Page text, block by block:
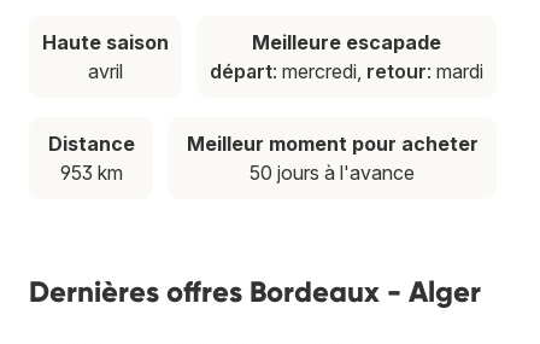
Haute saison
avril
Meilleure escapade
départ: mercredi, retour: mardi
Distance
953 km
Meilleur moment pour acheter
50 jours à l'avance
Dernières offres Bordeaux - Alger